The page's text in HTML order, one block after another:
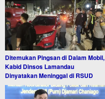
Ditemukan Pingsan di Dalam Mobil,
Kabid Dinsos Lamandau
Dinyatakan Meninggal di RSUD